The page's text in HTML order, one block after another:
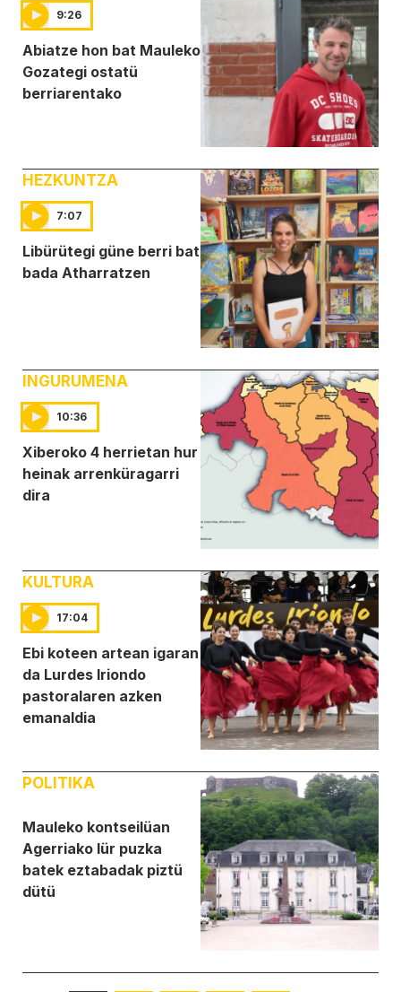
9:26
Abiatze hon bat Mauleko
Gozategi ostatü
berriarentako
HEZKUNTZA
7:07
Libürütegi güne berri bat
bada Atharratzen
INGURUMENA
10:36
Xiberoko 4 herrietan hur
heinak arrenküragarri
dira
KULTURA
17:04
Ebi koteen artean igaran
da Lurdes Iriondo
pastoralaren azken
emanaldia
POLITIKA
Mauleko kontseilüan
Agerriako lür puzka
batek eztabadak piztü
dütü